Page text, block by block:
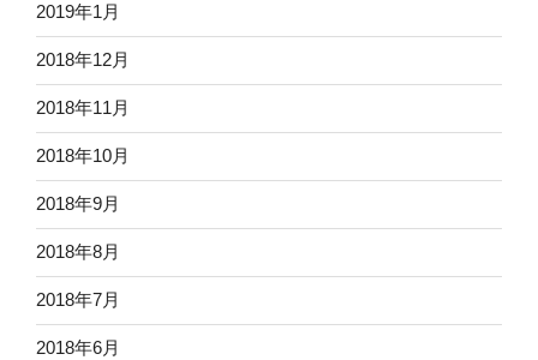
2019年1月
2018年12月
2018年11月
2018年10月
2018年9月
2018年8月
2018年7月
2018年6月